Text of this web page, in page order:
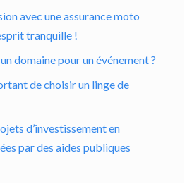
avec une assurance moto
tranquille !
domaine pour un événement ?
de choisir un linge de
d’investissement en
par des aides publiques